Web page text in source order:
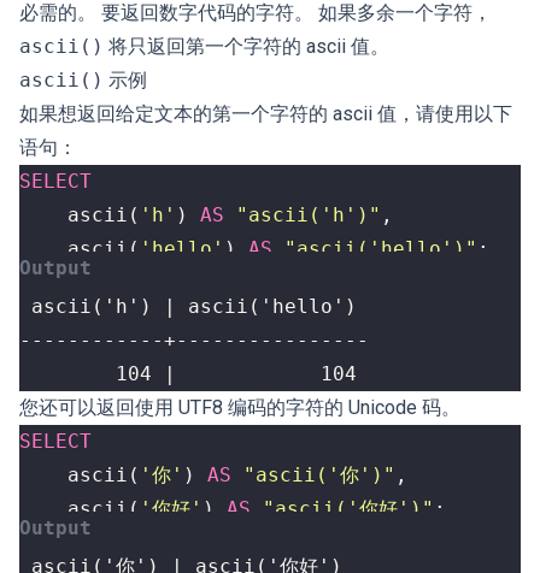
必需的。 要返回数字代码的字符。 如果多余一个字符，
ascii() 将只返回第一个字符的 ascii 值。
ascii() 示例
如果想返回给定文本的第一个字符的 ascii 值，请使用以下
语句：
SELECT
ascii ( 'h' ) AS "ascii('h')" ,
ascii ( 'hello' ) AS "ascii('hello')" ;
        104 |            104
您还可以返回使用 UTF8 编码的字符的 Unicode 码。
SELECT
ascii ( '你' ) AS "ascii('你')" ,
ascii ( '你好' ) AS "ascii('你好')" ;